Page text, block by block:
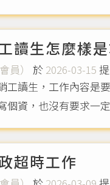
讀生怎麼樣
員） 於 2026-03-15
工讀生，工作內容是
個資，也沒有要求一
超時工作